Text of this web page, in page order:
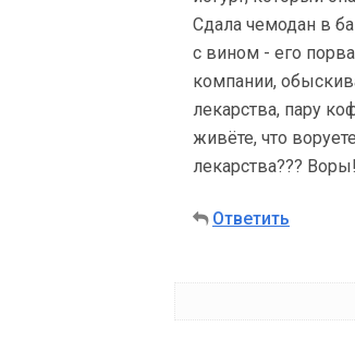
Сдала чемодан в
с вином - его
компании,
лекарства, пару
живёте, что
лекарства??? Воры!
Ответить